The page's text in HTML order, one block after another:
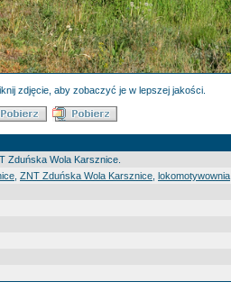
zdjęcie, aby zobaczyć je w lepszej jakości.
Zduńska Wola Karsznice.
ZNT Zduńska Wola Karsznice lokomotywownia